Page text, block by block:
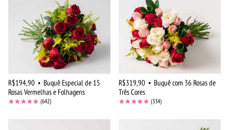
R$194,90 • Buquê Especial de 15
Rosas Vermelhas e Folhagens
(642)
R$319,90 • Buquê com 36 Rosas de
Três Cores
(334)